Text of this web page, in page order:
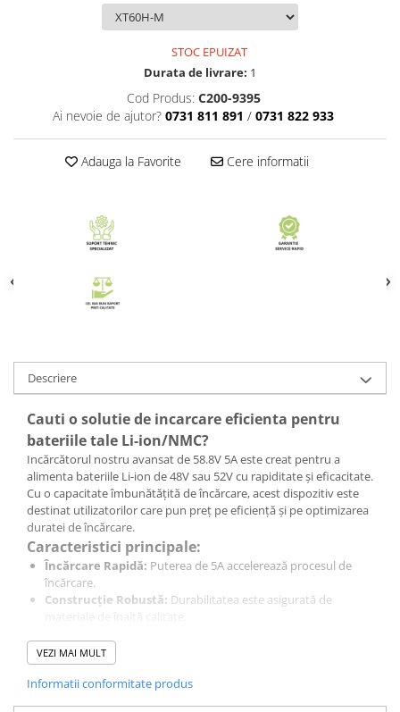
STOC EPUIZAT
Durata de livrare: 1
Cod Produs: C200-9395
Ai nevoie de ajutor? 0731 811 891 / 0731 822 933
Adauga la Favorite Cere informatii
Descriere
Cauti o solutie de incarcare eficienta pentru
bateriile tale Li-ion/NMC?
Incărcătorul nostru avansat de 58.8V 5A este creat pentru a
alimenta bateriile Li-ion de 48V sau 52V cu rapiditate și eficacitate.
Cu o capacitate îmbunătățită de încărcare, acest dispozitiv este
destinat utilizatorilor care pun preț pe eficiență și pe optimizarea
duratei de încărcare.
Caracteristici principale:
Încărcare Rapidă: Puterea de 5A accelerează procesul de
încărcare.
Construcție Robustă: Durabilitatea este asigurată de
materiale de înaltă calitate.
stadiului de încărcare.
Sistem de Racire Eficient:
temperatură optimă, crescând fiabilitatea și longevitatea
VEZI MAI MULT
Informatii conformitate produs